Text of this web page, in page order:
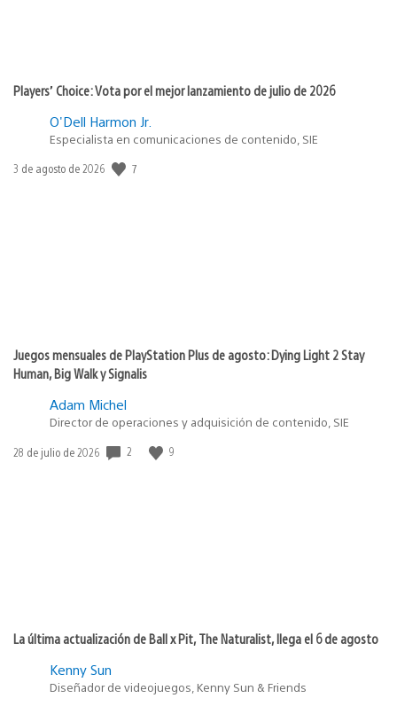
Players’ Choice: Vota por el mejor lanzamiento de julio de 2026
O'Dell Harmon Jr.
Especialista en comunicaciones de contenido, SIE
Fecha
3 de agosto de 2026 7
Juegos mensuales de PlayStation Plus de agosto: Dying Light 2 Stay
Human, Big Walk y Signalis
Adam Michel
Director de operaciones y adquisición de contenido, SIE
Fecha
28 de julio de 2026 2 9
La última actualización de Ball x Pit, The Naturalist, llega el 6 de agosto
Kenny Sun
Diseñador de videojuegos, Kenny Sun & Friends